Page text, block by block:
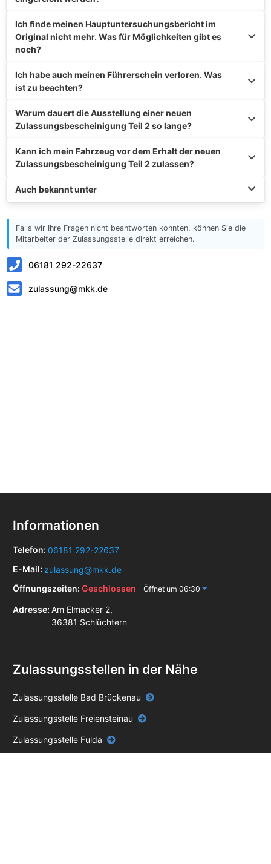
Ich finde meinen Hauptuntersuchungsbericht im
Original nicht mehr. Was für Möglichkeiten gibt es
noch?
Ich habe auch meinen Führerschein verloren. Was
ist zu beachten?
Warum dauert die Ausstellung einer neuen
Zulassungsbescheinigung Teil 2 so lange?
Kann ich mein Fahrzeug vor dem Erhalt der neuen
Zulassungsbescheinigung Teil 2 zulassen?
Auch bekannt unter
Falls wir Ihre Fragen nicht beantworten konnten, können Sie die
Mitarbeiter der Zulassungsstelle direkt erreichen.
06181 292-22637
zulassung@mkk.de
Informationen
Telefon: 06181 292-22637
E-Mail: zulassung@mkk.de
Öffnungszeiten: Geschlossen - Öffnet um 06:30
Adresse: Am Elmacker 2,
36381 Schlüchtern
Zulassungsstellen in der Nähe
Zulassungsstelle Bad Brückenau
Zulassungsstelle Freiensteinau
Zulassungsstelle Fulda